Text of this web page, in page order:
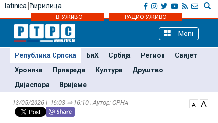
latinica ћирилица
ТВ УЖИВО РАДИО УЖИВО
Meni
Република Српска БиХ Србија Регион
Свијет
Хроника
Привреда Култура
Друштво
Дијаспора
Вријеме
13/05/2026 | 16:03 ⇒ 16:10 | Аутор: СРНА